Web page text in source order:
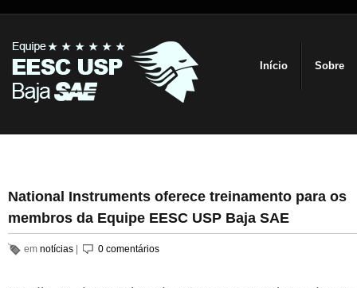
Início Sobre
National Instruments oferece treinamento para os
membros da Equipe EESC USP Baja SAE
em notícias 0 comentários